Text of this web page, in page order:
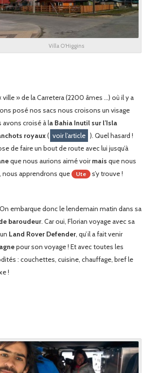
Villa O’Higgins
ville » de la Carretera (2200 âmes …) où il y a
posé nos sacs nous croisons un visage
avons croisé à la Bahia Inutil sur l’Isla
royaux( voir l’article ). Quel hasard !
de faire un bout de route avec lui jusqu’à
que nous aurions aimé voirmais que nous
nous apprendrons que Ute s’y trouve !
On embarque donc le lendemain matin dans sa
baroudeur. Car oui, Florian voyage avec sa
Land Rover Defender, qu’il a fait venir
pour son voyage ! Et avec toutes les
: couchettes, cuisine, chauffage, bref le
!